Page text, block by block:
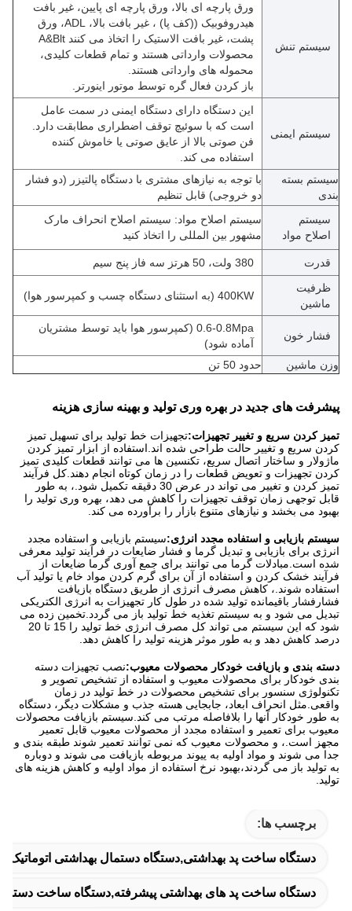
سیستم تنش
ورق پارچه ای بالا، ورق پارچه ای پایین، غیر بافت
هیدروفوبیک ((کف پا) ، غیر بافت بالا، ADL، ورق
پشت، غیر بافت الاستیک را اتخاذ می کنند A&Blt
محصولات وارداتی هستند و تمام قطعات کلیدی،
محموله های وارداتی هستند.
باز کردن فعال گره توسط موتور اینورتر.
سیستم ایمنی
این دستگاه دارای دستگاه ایمنی در سمت عامل
است که با سوئیچ توقف اضطراری مطابقت دارد.
فن صوتی بالا از عایق صوتی یا خاموش کننده
استفاده می کند.
سیستم بسته
بندی
با توجه به نیازهای مشتری با دستگاه پالتیزر (دو فشار
دو خروجی) قابل تنظیم
سیستم
اصلاح مواد
سیستم اصلاح مواد: سیستم اصلاح انحراف مارک
مشهور بین المللی را اتخاذ کنید
قدرت
380 ولت، 50 هرتز سه فاز پنج سیم
ظرفیت
ماشین
400KW (به استثنای دستگاه چسب و کمپرسور هوا)
فشار خون
0.6-0.8Mpa (کمپرسور هوا باید توسط مشتریان
آماده شود)
وزن ماشین
حدود 50 تن
پیشرفت های جدید در بهره وری تولید و بهینه سازی هزینه
تمیز کردن سریع و تغییر تجهیزات:تجهیزات خط تولید برای تسهیل تمیز
کردن سریع و تغییر حالت طراحی شده اند.استفاده از ابزار تمیز کردن
ماژولار و ساختار اتصال سریع، تکنسین ها می توانند قطعات کلیدی تمیز
کردن تجهیزات و تعویض قطعات را در زمان کوتاه انجام دهند.کل فرآیند
تمیز کردن و تغییر می تواند در عرض 30 دقیقه تکمیل شود.، به طور
قابل توجهی زمان توقف تجهیزات را کاهش می دهد، بهره وری تولید را
بهبود می بخشد و نیازهای متنوع بازار را برآورده می کند.
سیستم بازیابی و استفاده مجدد انرژی:سیستم بازیابی و استفاده مجدد
انرژی برای بازیابی و تبدیل گرما و فشار ضایعات در فرآیند تولید معرفی
شده است.مبادلات گرما می توانند برای جمع آوری گرما ضایعات از
فرآیند خشک کردن و استفاده از آن برای گرم کردن مواد خام یا تولید آب
استفاده شوند.، کاهش مصرف انرژی از طریق دستگاه بازیافت
فشارفشار باقیمانده تولید شده در طول کار تجهیزات به انرژی الکتریکی
تبدیل می شود و به سیستم تغذیه خط تولید باز می گردد.تخمین زده می
شود که این سیستم می تواند کل مصرف انرژی خط تولید را 15 تا 20
درصد کاهش دهد و به طور موثر هزینه تولید را کاهش دهد.
دسته بندی و بازیافت خودکار محصولات معیوب:نصب تجهیزات دسته
بندی خودکار برای محصولات معیوب و استفاده از تشخیص تصویر و
تکنولوژی سنسور برای تشخیص محصولات در خط تولید در زمان
واقعی.مثل انحراف ابعاد، جابجایی هسته جذب و مشکلات دیگر، دستگاه
به طور خودکار آنها را بلافاصله مرتب می کند.سیستم بازیافت محصولات
معیوب برای تعمیر و استفاده مجدد از محصولات معیوب قابل تعمیر
مجهز است.، و محصولات معیوب که نمی توانند تعمیر شوند طبقه بندی و
جدا می شوند و مواد اولیه به پیوند مربوطه بازیافت می شوند و دوباره
به تولید باز می گردند،بهبود نرخ استفاده از مواد اولیه و کاهش هزینه های
تولید.
برچسب ها:
دستگاه ساخت پد بهداشتی,دستگاه دستمال بهداشتی
دستگاه ساخت پد های بهداشتی پیشرفته,دستگاه ساخت